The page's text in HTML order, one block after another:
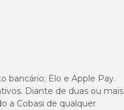
bancário; Elo e Apple Pay.
Diante de duas ou mais
a Cobasi de qualquer